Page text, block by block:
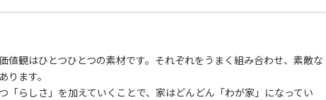
値観はひとつひとつの素材です。それぞれをうまく組み合わせ、素敵な
ます。
「らしさ」を加えていくことで、家はどんどん「わが家」になってい